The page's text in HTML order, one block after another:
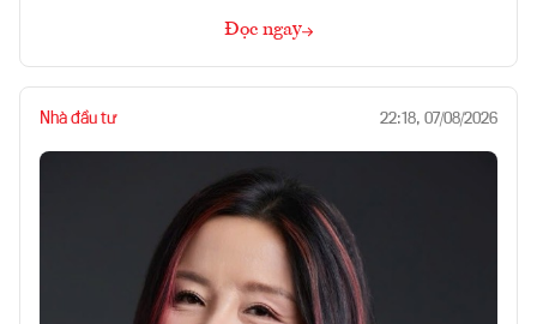
Đọc ngay
Nhà đầu tư 22:18, 07/08/2026